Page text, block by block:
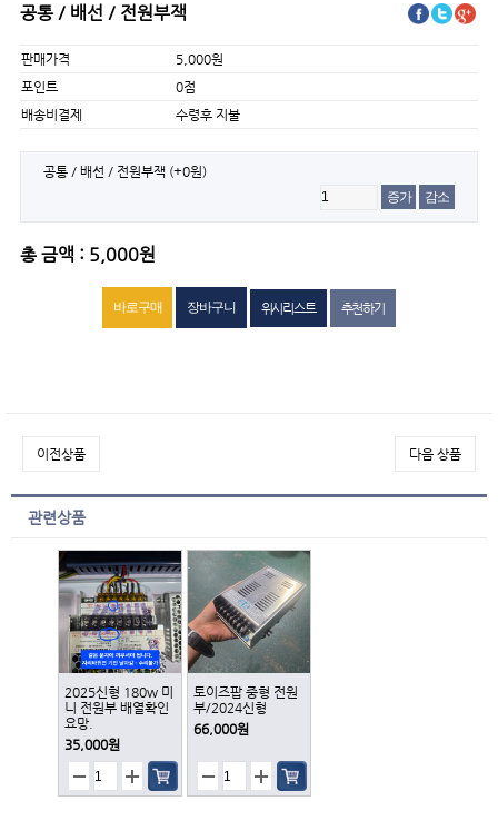
공통／배선／전원부잭
판매가격
5,000원
포인트
0점
배송비결제
수령후 지불
공통／배선／전원부잭 (+0원)
증가
감소
총 금액 : 5,000원
위시리스트 추천하기
이전상품 다음 상품
관련상품
2025신형 180w 미
니 전원부 배열확인
요망.
35,000원
토이즈팝 중형 전원
부/2024신형
66,000원